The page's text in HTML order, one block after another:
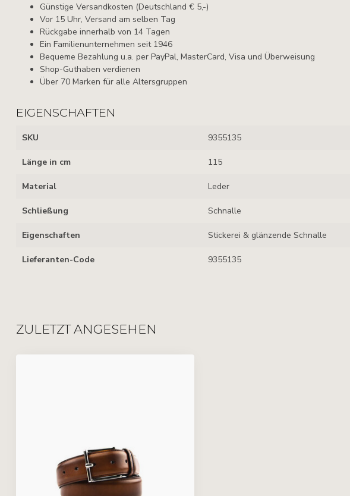
Günstige Versandkosten (Deutschland € 5,-)
Vor 15 Uhr, Versand am selben Tag
Rückgabe innerhalb von 14 Tagen
Ein Familienunternehmen seit 1946
Bequeme Bezahlung u.a. per PayPal, MasterCard, Visa und Überweisung
Shop-Guthaben verdienen
Über 70 Marken für alle Altersgruppen
EIGENSCHAFTEN
SKU 9355135
Länge in cm 115
Material Leder
Schließung Schnalle
Eigenschaften Stickerei & glänzende Schnalle
Lieferanten-Code 9355135
ZULETZT ANGESEHEN